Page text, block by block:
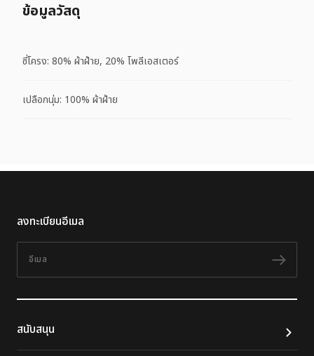
ข้อมูลวัสดุ
ซี่โครง: 80% ผ้าฝ้าย, 20% โพลีเอสเตอร์
เปลือกนุ่ม: 100% ผ้าฝ้าย
ลงทะเบียนอีเมล
ติดต
สนับสนุน